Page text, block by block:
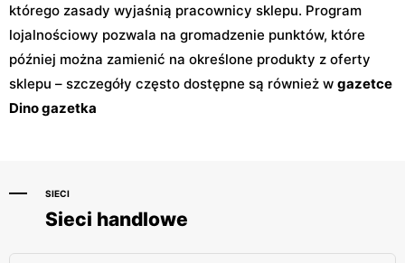
którego zasady wyjaśnią pracownicy sklepu. Program
lojalnościowy pozwala na gromadzenie punktów, które
później można zamienić na określone produkty z oferty
sklepu – szczegóły często dostępne są również w gazetce
Dino gazetka
SIECI
Sieci handlowe